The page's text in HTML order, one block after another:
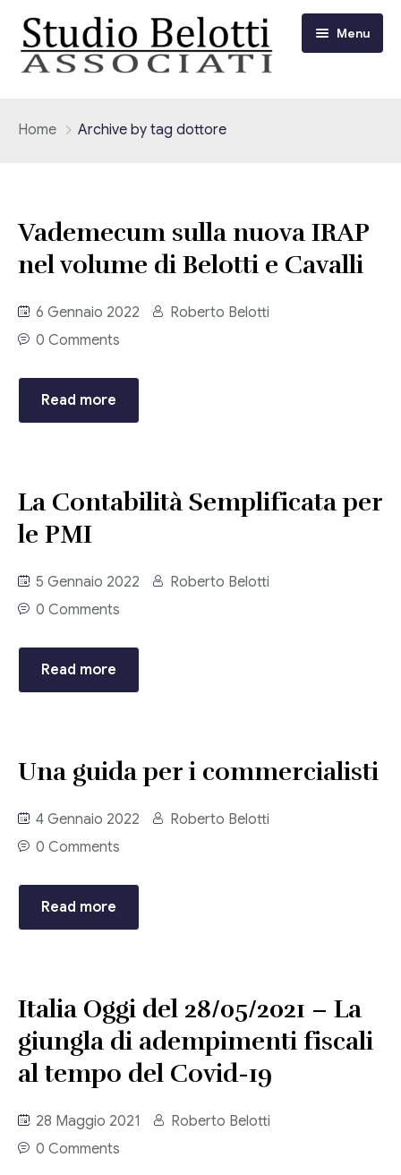
Menu
Contabilità
Contrattualistica Varia
Consulenza Societaria
Consulenza del Lavoro
Fiscalità internazionale
Circolari
Circolari Flash
Eventi
Corsi FAD
Università
Articoli di giornale
Pubblicazioni
Riviste
Guida alla contabilità e bilancio
Corriere tributario
Il Giornale del Revisore
Contatti
Home Archive by tag dottore
Vademecum sulla nuova IRAP
nel volume di Belotti e Cavalli
6 Gennaio 2022
Roberto Belotti
0 Comments
Read more
La Contabilità Semplificata per
le PMI
5 Gennaio 2022
Roberto Belotti
0 Comments
Read more
Una guida per i commercialisti
4 Gennaio 2022
Roberto Belotti
0 Comments
Read more
Italia Oggi del 28/05/2021 – La
giungla di adempimenti fiscali
al tempo del Covid-19
28 Maggio 2021
Roberto Belotti
0 Comments